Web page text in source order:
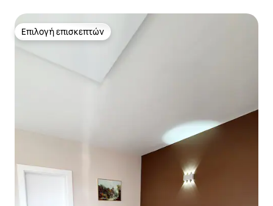
Επιλογή επισκεπτών
Επιλογή επισκεπτών